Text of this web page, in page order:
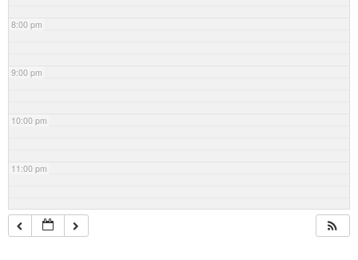
8:00 pm
9:00 pm
10:00 pm
11:00 pm